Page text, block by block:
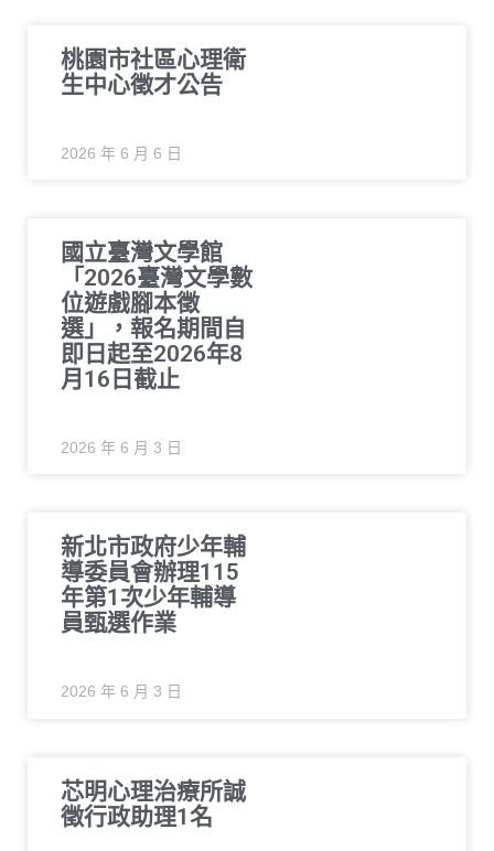
桃園市社區心理衛
生中心徵才公告
2026 年 6 月 6 日
國立臺灣文學館
「2026臺灣文學數
位遊戲腳本徵
選」，報名期間自
即日起至2026年8
月16日截止
2026 年 6 月 3 日
新北市政府少年輔
導委員會辦理115
年第1次少年輔導
員甄選作業
2026 年 6 月 3 日
芯明心理治療所誠
徵行政助理1名